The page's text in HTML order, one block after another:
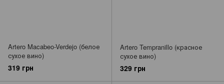
Artero Macabeo-Verdejo (белое
сухое вино)
319 грн
Artero Tempranillo (красное
сухое вино)
329 грн